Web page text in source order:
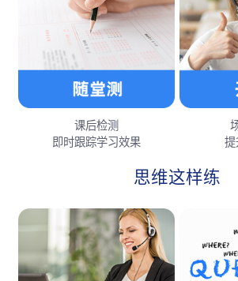
课后检测
即时跟踪学习效果
提
思维这样练